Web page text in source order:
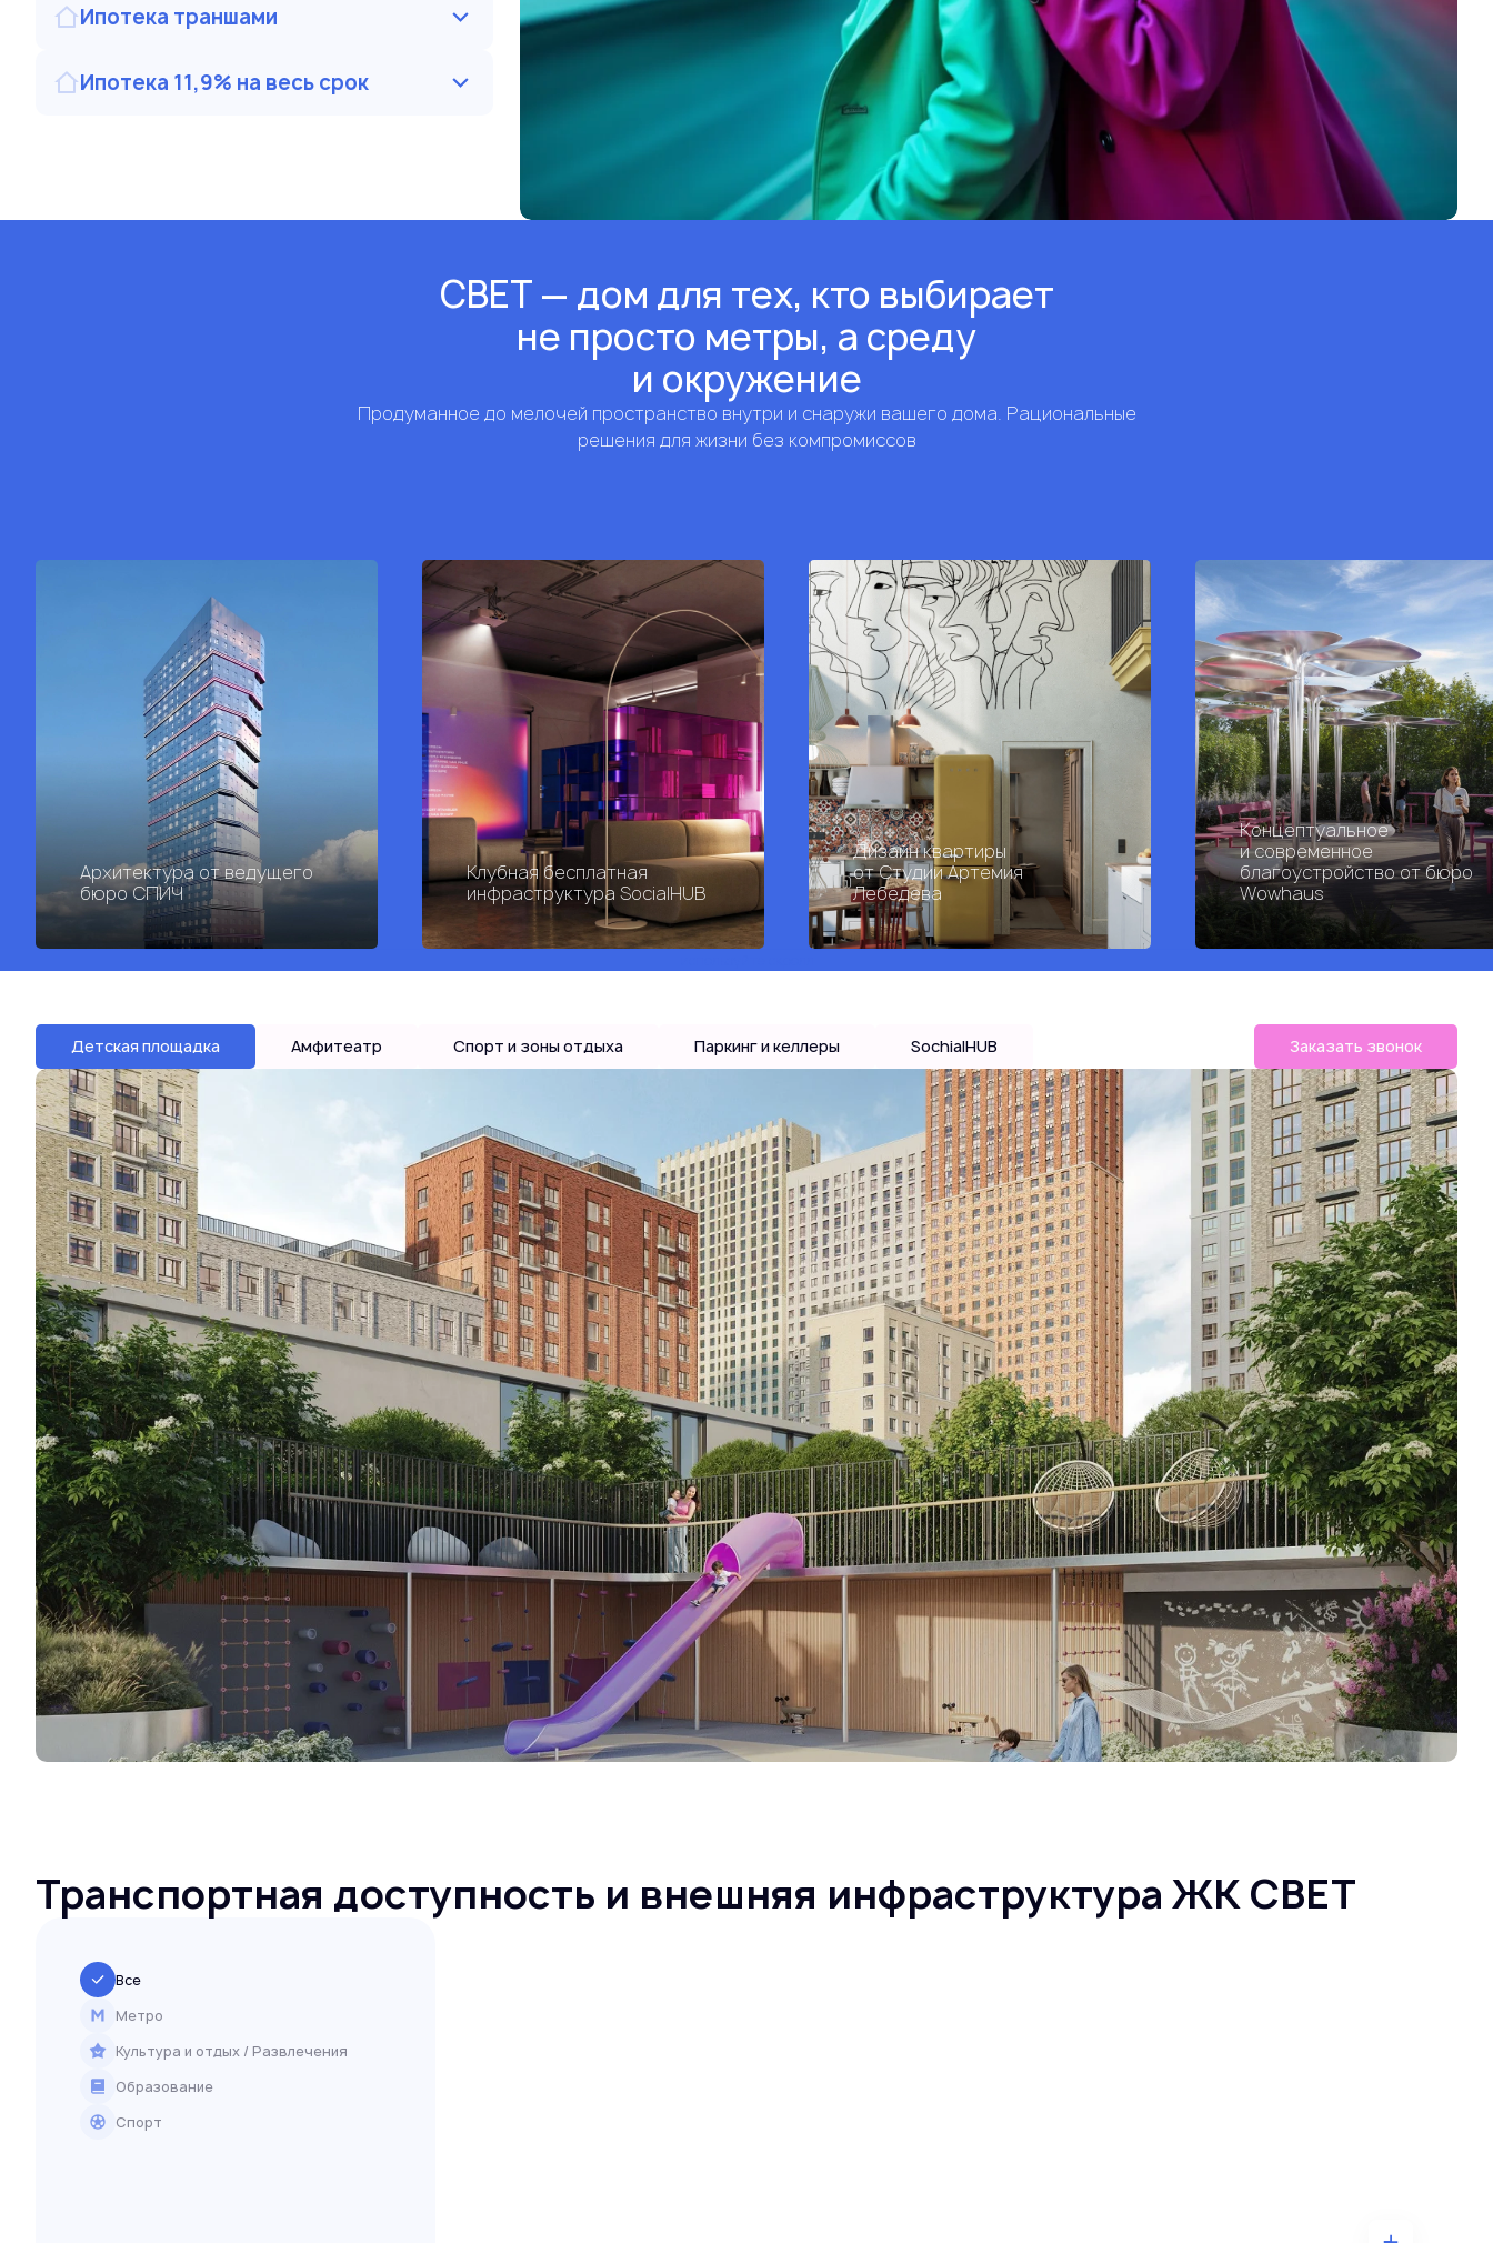
Ипотека траншами
Ипотека 11,9% на весь срок
СВЕТ — дом для тех, кто выбирает
не просто метры, а среду
и окружение
Продуманное до мелочей пространство внутри и снаружи вашего дома. Рациональные
решения для жизни без компромиссов
Архитектура от ведущего
бюро СПИЧ
Клубная бесплатная
инфраструктура SocialHUB
Дизайн квартиры
от Студии Артемия
Лебедева
Концептуальное
и современное
благоустройство от бюро
Wowhaus
Детская площадка Амфитеатр Спорт и зоны отдыха Паркинг и келлеры SochialHUB Заказать звонок
Транспортная доступность и внешняя инфраструктура ЖК СВЕТ
Все
Метро
Культура и отдых / Развлечения
Образование
Спорт